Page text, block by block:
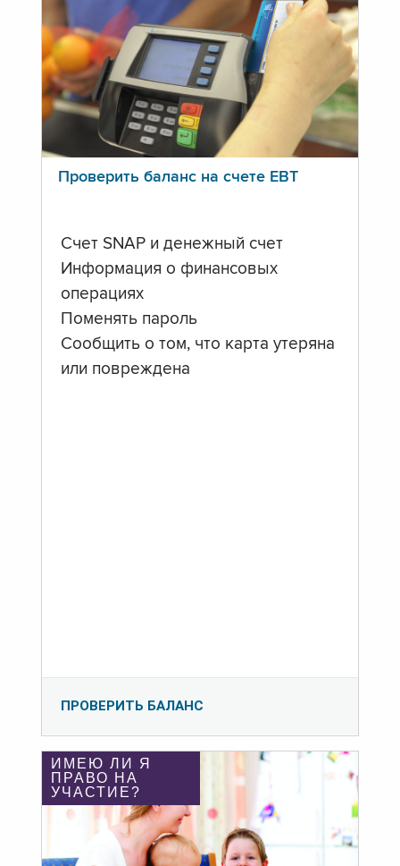
Проверить баланс на счете ЕВТ
Счет SNAP и денежный счет
Информация о финансовых
операциях
Поменять пароль
Сообщить о том, что карта утеряна
или повреждена
ПРОВЕРИТЬ БАЛАНС
ИМЕЮ ЛИ Я
ПРАВО НА
УЧАСТИЕ?